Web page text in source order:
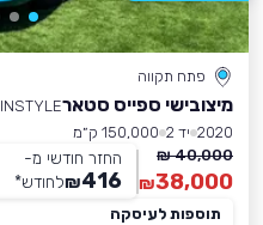
פתח תקווה
מיצובישי ספייס סטארINSTYLE
2020 יד 2
150,000 ק״מ
40,000 ₪
38,000
₪
החזר חודשי מ-
416
₪לחודש*
תוספות לעיסקה